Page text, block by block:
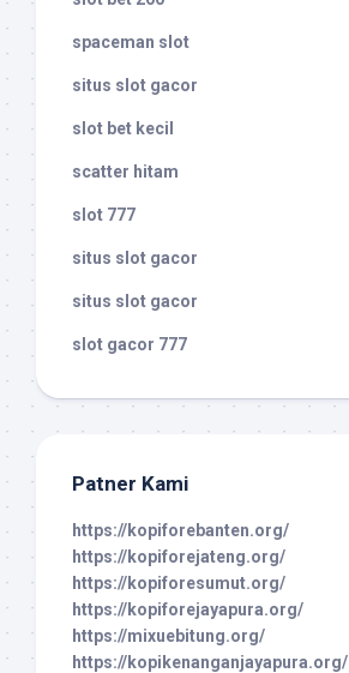
spaceman slot
situs slot gacor
slot bet kecil
scatter hitam
slot 777
situs slot gacor
situs slot gacor
slot gacor 777
Patner Kami
https://kopiforebanten.org/
https://kopiforejateng.org/
https://kopiforesumut.org/
https://kopiforejayapura.org/
https://mixuebitung.org/
https://kopikenanganjayapura.org/